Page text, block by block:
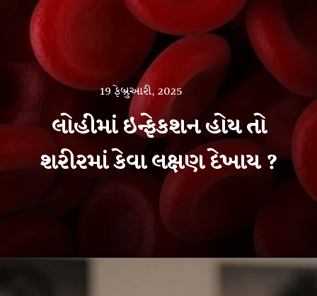
લોહીમાં ઇન્ફેકશન હોય તો
શરીરમાં કેવા લક્ષણ દેખાય ?
19 ફેબ્રુઆરી, 2025